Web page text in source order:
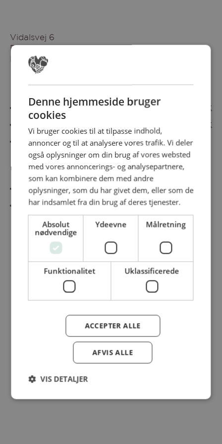
Vidalsvej 6
DK-9230 Svenstrup
Denmark
Besøg vores messesites
Cateringmesse Nord Cateringmesse Midt
Cateringmesse Øst
Cateringmesse Thy
Information
Cookiepolitk
Persondatapolitik
© Dansk Cater A/S - All rights reserved
Denne hjemmeside bruger
cookies
Vi bruger cookies til at tilpasse indhold,
annoncer og til at analysere vores trafik. Vi deler
også oplysninger om din brug af vores websted
med vores annoncerings- og analysepartnere,
som kan kombinere dem med andre
oplysninger, som du har givet dem, eller som de
har indsamlet fra din brug af deres tjenester.
Absolut
nødvendige
Ydeevne Målretning
Funktionalitet Uklassificerede
ACCEPTER ALLE
AFVIS ALLE
VIS DETALJER